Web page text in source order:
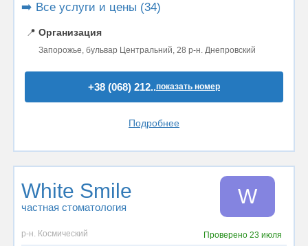
➡️ Все услуги и цены (34)
📍 Организация
Запорожье, бульвар Центральний, 28 р-н. Днепровский
+38 (068) 212..показать номер
Подробнее
White Smile
частная стоматология W
р-н. Космический Проверено 23 июля